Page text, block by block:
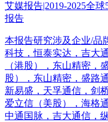
艾媒报告|2019-2025全
报告
本报告研究涉及企业/品
科技，恒泰实达，吉大
（港股），东山精密，
股），东山精密，盛路
新易盛，天孚通信，剑
爱立信（美股），海格
中通国脉，吉大通信，